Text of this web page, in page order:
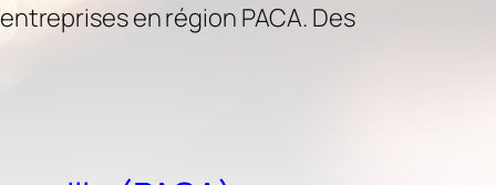
en région PACA. Des